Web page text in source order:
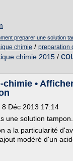
preparer une solution
chimie / preparation
chimie 2015 /
chimie •
Déc 2013 17:14
une solution tampon.
a la particularité
modéré d'un